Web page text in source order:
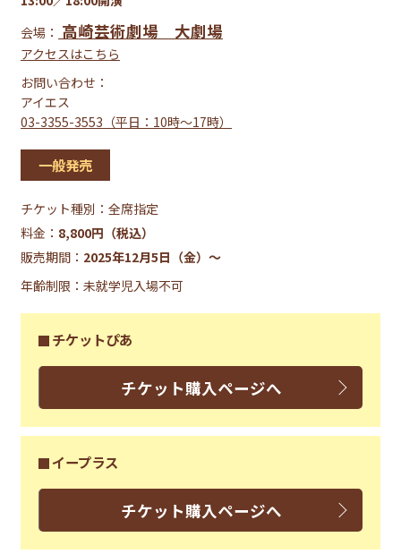
会場： 高崎芸術劇場 大劇場
アクセスはこちら
お問い合わせ：
アイエス
03-3355-3553（平日：10時～17時）
一般発売
チケット種別： 全席指定
料金： 8,800円（税込）
販売期間： 2025年12月5日（金）〜
年齢制限：未就学児入場不可
チケットぴあ
チケット購入ページへ
イープラス
チケット購入ページへ